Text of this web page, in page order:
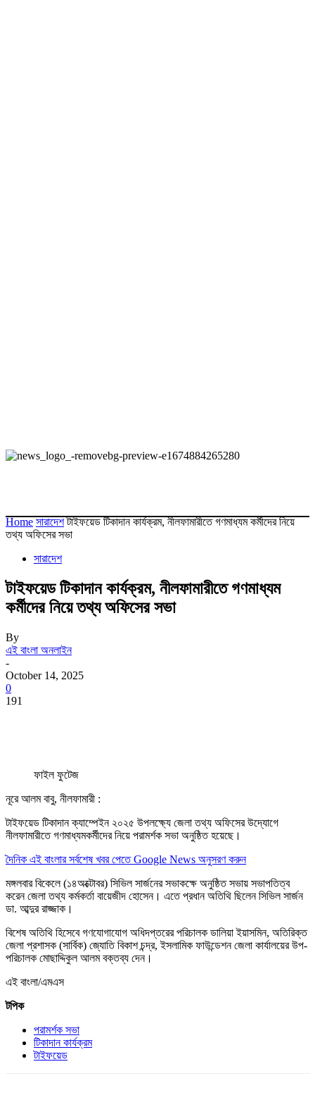
Home সারাদেশ টাইফয়েড টিকাদান কার্যক্রম, নীলফামারীতে গণমাধ্যম কর্মীদের নিয়ে
তথ্য অফিসের সভা
সারাদেশ
টাইফয়েড টিকাদান কার্যক্রম, নীলফামারীতে গণমাধ্যম
কর্মীদের নিয়ে তথ্য অফিসের সভা
By
এই বাংলা অনলাইন
-
October 14, 2025
0
191
ফাইল ফুটেজ
নূরে আলম বাবু, নীলফামারী :
টাইফয়েড টিকাদান ক্যাম্পেইন ২০২৫ উপলক্ষ্যে জেলা তথ্য অফিসের উদ্যোগে
নীলফামারীতে গণমাধ্যমকর্মীদের নিয়ে পরামর্শক সভা অনুষ্ঠিত হয়েছে।
দৈনিক এই বাংলার সর্বশেষ খবর পেতে Google News অনুসরণ করুন
মঙ্গলবার বিকেলে (১৪অক্টোবর) সিভিল সার্জনের সভাকক্ষে অনুষ্ঠিত সভায় সভাপতিত্ব
করেন জেলা তথ্য কর্মকর্তা বায়েজীদ হোসেন। এতে প্রধান অতিথি ছিলেন সিভিল সার্জন
ডা. আব্দুর রাজ্জাক।
বিশেষ অতিথি হিসেবে গণযোগাযোগ অধিদপ্তরের পরিচালক ডালিয়া ইয়াসমিন, অতিরিক্ত
জেলা প্রশাসক (সার্বিক) জ্যোতি বিকাশ চন্দ্র, ইসলামিক ফাউন্ডেশন জেলা কার্যালয়ের উপ-
পরিচালক মোছাদ্দিকুল আলম বক্তব্য দেন।
এই বাংলা/এমএস
টপিক
পরামর্শক সভা
টিকাদান কার্যক্রম
টাইফয়েড